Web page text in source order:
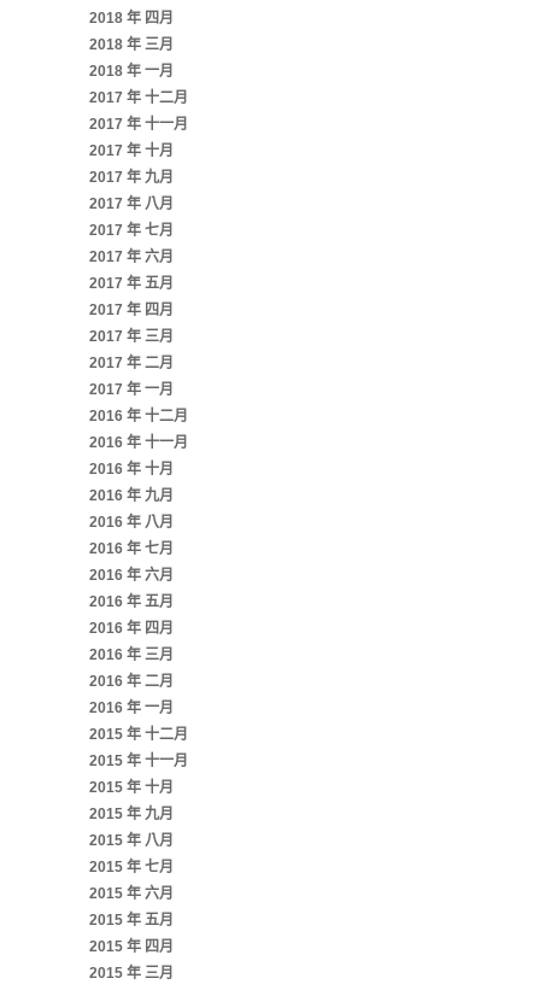
2018 年 四月
2018 年 三月
2018 年 一月
2017 年 十二月
2017 年 十一月
2017 年 十月
2017 年 九月
2017 年 八月
2017 年 七月
2017 年 六月
2017 年 五月
2017 年 四月
2017 年 三月
2017 年 二月
2017 年 一月
2016 年 十二月
2016 年 十一月
2016 年 十月
2016 年 九月
2016 年 八月
2016 年 七月
2016 年 六月
2016 年 五月
2016 年 四月
2016 年 三月
2016 年 二月
2016 年 一月
2015 年 十二月
2015 年 十一月
2015 年 十月
2015 年 九月
2015 年 八月
2015 年 七月
2015 年 六月
2015 年 五月
2015 年 四月
2015 年 三月